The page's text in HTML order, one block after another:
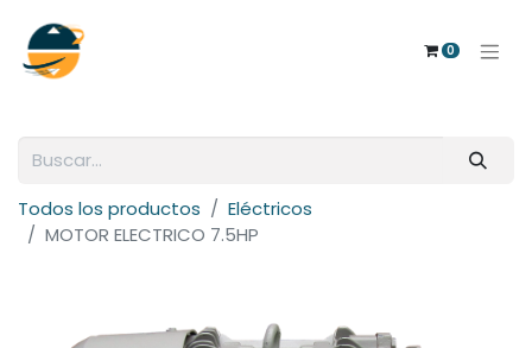
0
Todos los productos
Eléctricos
MOTOR ELECTRICO 7.5HP